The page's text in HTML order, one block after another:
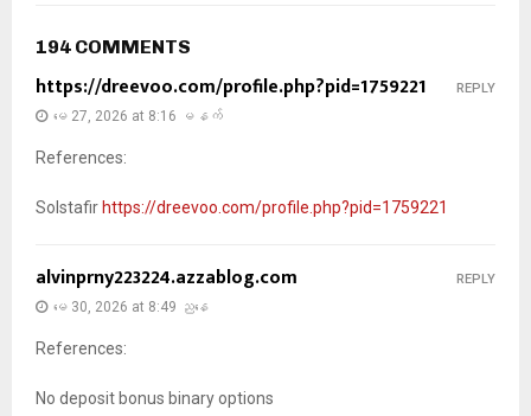
194 COMMENTS
https://dreevoo.com/profile.php?pid=1759221
မေ 27, 2026 at 8:16 မနက်
References:
Solstafir https://dreevoo.com/profile.php?pid=1759221
REPLY
alvinprny223224.azzablog.com
မေ 30, 2026 at 8:49 ညနေ
References:
No deposit bonus binary options
REPLY